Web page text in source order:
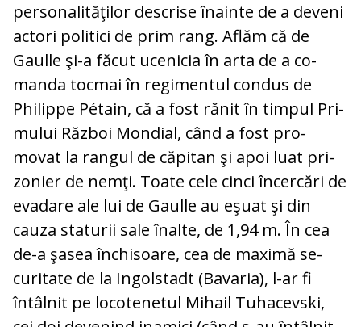
personalităţilor descrise înainte de a deveni
actori po­li­tici de prim rang. Aflăm că de
Gaulle şi-a făcut ucenicia în arta de a co­
manda tocmai în regimentul condus de
Philippe Pétain, că a fost rănit în timpul Pri­
mului Război Mondial, când a fost pro­
movat la rangul de căpitan şi apoi luat pri­
zonier de nemţi. Toate cele cinci încercări de
evadare ale lui de Gaulle au eşuat şi din
cauza staturii sale înalte, de 1,94 m. În cea
de-a şasea închisoare, cea de maximă se­
curitate de la Ingolstadt (Bavaria), l-ar fi
întâlnit pe locotenetul Mihail Tuhacevski,